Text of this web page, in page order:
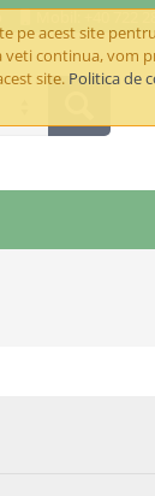
pe acest site
continua, vom
site. Politica de
Mobil: +40 722